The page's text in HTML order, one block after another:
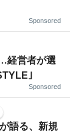
Sponsored
経営者が選
｣
Sponsored
語る、新規